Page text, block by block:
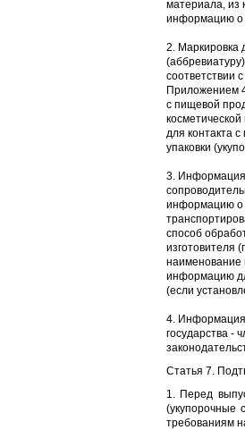
материала, из
информацию о
2. Маркировка
соответствии
Приложением
с пищевой
для контакта
упаковки
3. Информация
информацию о
способ
изготовителя
наименование
информацию
(если
4. Информация
государства -
Статья 7.
1. Перед
(укупорочные
требованиям